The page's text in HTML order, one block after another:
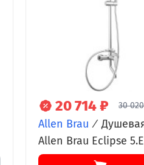
20 714 ₽ 30
Allen Brau /
Allen Brau Eclipse
хром